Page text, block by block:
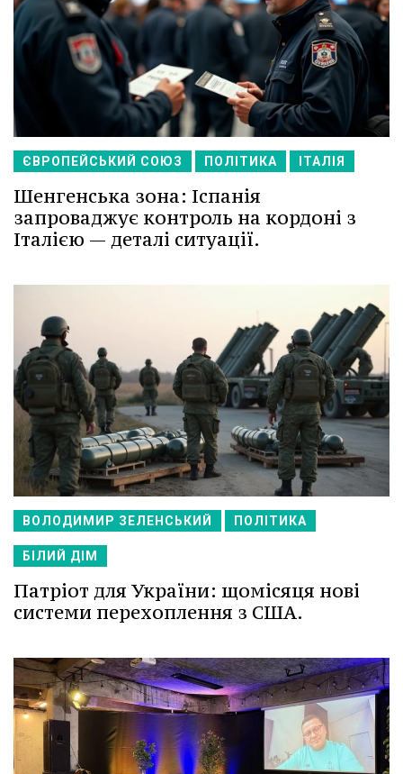
ЄВРОПЕЙСЬКИЙ СОЮЗ ПОЛІТИКА ІТАЛІЯ
Шенгенська зона: Іспанія
запроваджує контроль на кордоні з
Італією — деталі ситуації.
ВОЛОДИМИР ЗЕЛЕНСЬКИЙ ПОЛІТИКА
БІЛИЙ ДІМ
Патріот для України: щомісяця нові
системи перехоплення з США.